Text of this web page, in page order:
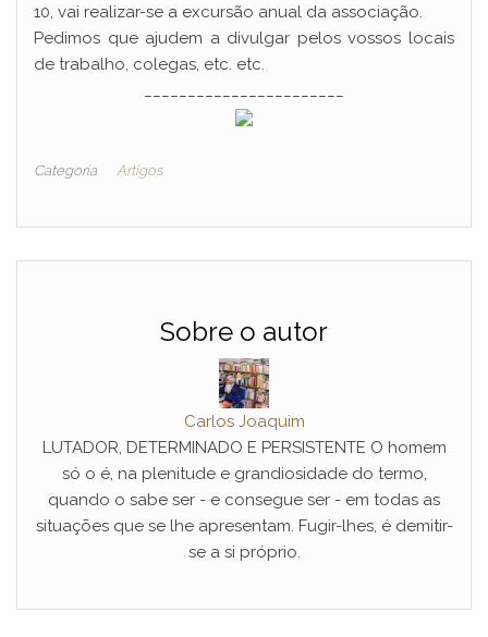
10, vai realizar-se a excursão anual da associação.
Pedimos que ajudem a divulgar pelos vossos locais
de trabalho, colegas, etc. etc.
Categoria Artigos
Sobre o autor
Carlos Joaquim
LUTADOR, DETERMINADO E PERSISTENTE O homem
só o é, na plenitude e grandiosidade do termo,
quando o sabe ser - e consegue ser - em todas as
situações que se lhe apresentam. Fugir-lhes, é demitir-
se a si próprio.